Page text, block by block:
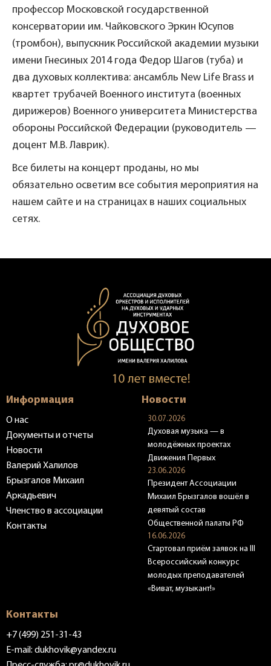
профессор Московской государственной
консерватории им. Чайковского Эркин Юсупов
(тромбон), выпускник Российской академии музыки
имени Гнесиных 2014 года Федор Шагов (туба) и
два духовых коллектива: ансамбль New Life Brass и
квартет трубачей Военного института (военных
дирижеров) Военного университета Министерства
обороны Российской Федерации (руководитель —
доцент М.В. Лаврик).
Все билеты на концерт проданы, но мы
обязательно осветим все события мероприятия на
нашем сайте и на страницах в наших социальных
сетях.
Информация
О нас
Документы и отчеты
Новости
Валерий Халилов
Брызгалов Михаил
Аркадьевич
Членство в ассоциации
Контакты
Новости
30.07.2026
Духовая музыка — в
молодёжных проектах
Движения Первых
23.06.2026
Президент Ассоциации
Михаил Брызгалов вошёл в
девятый состав
Общественной палаты РФ
16.06.2026
Стартовал приём заявок на III
Всероссийский конкурс
молодых преподавателей
«Виват, музыкант!»
Контакты
+7 (499) 251-31-43
E-mail: dukhovik@yandex.ru